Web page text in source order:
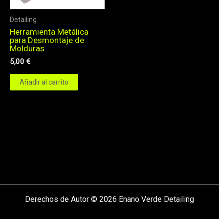
Detailing
Herramienta Metálica
para Desmontaje de
Molduras
5,00 €
Añadir al carrito
Derechos de Autor © 2026 Enano Verde Detailing